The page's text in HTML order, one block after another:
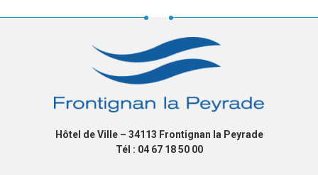
Hôtel de Ville – 34113 Frontignan la Peyrade
Tél : 04 67 18 50 00